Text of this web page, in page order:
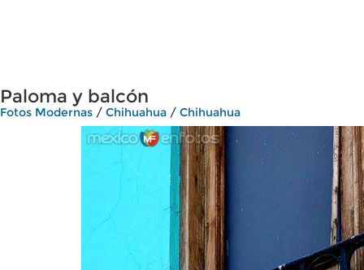
Paloma y balcón
Fotos Modernas / Chihuahua / Chihuahua